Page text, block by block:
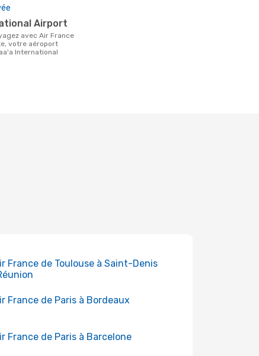
Airport
votre aéroport
International
France de Toulouse à Saint-Denis
France de Paris à Bordeaux
France de Paris à Barcelone